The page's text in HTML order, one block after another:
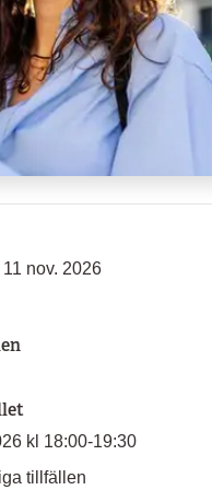
nov. 2026
kl 18:00-19:30
tillfällen